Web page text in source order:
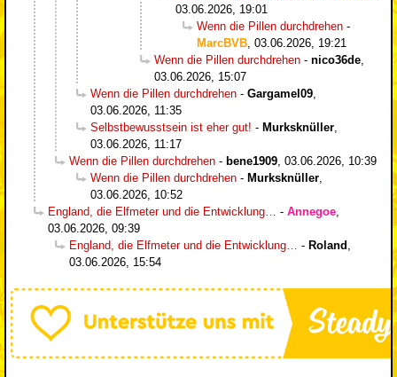
03.06.2026, 19:01
Wenn die Pillen durchdrehen -
MarcBVB 03.06.2026, 19:21
Wenn die Pillen durchdrehen - nico36de
03.06.2026, 15:07
Wenn die Pillen durchdrehen - Gargamel09
03.06.2026, 11:35
Selbstbewusstsein ist eher gut! - Murksknüller
03.06.2026, 11:17
Wenn die Pillen durchdrehen - bene1909 03.06.2026, 10:39
Wenn die Pillen durchdrehen - Murksknüller
03.06.2026, 10:52
England, die Elfmeter und die Entwicklung…
- Annegoe
03.06.2026, 09:39
England, die Elfmeter und die Entwicklung…
- Roland
03.06.2026, 15:54